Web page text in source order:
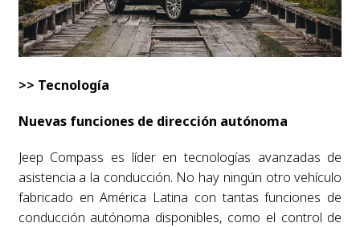
>> Tecnología
Nuevas funciones de dirección autónoma
Jeep Compass es líder en tecnologías avanzadas de
asistencia a la conducción. No hay ningún otro vehículo
fabricado en América Latina con tantas funciones de
conducción autónoma disponibles, como el control de